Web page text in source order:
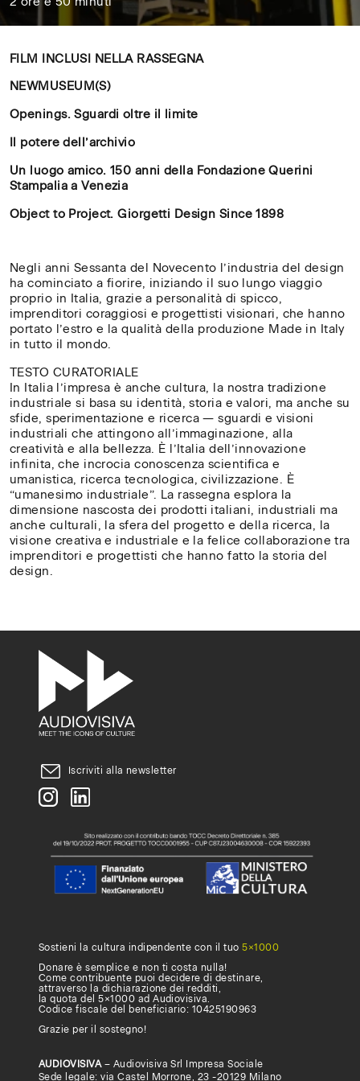
FILM INCLUSI NELLA RASSEGNA
NEWMUSEUM(S)
Openings. Sguardi oltre il limite
Il potere dell’archivio
Un luogo amico. 150 anni della Fondazione Querini
Stampalia a Venezia
Object to Project. Giorgetti Design Since 1898
Negli anni Sessanta del Novecento l’industria del design
ha cominciato a fiorire, iniziando il suo lungo viaggio
proprio in Italia, grazie a personalità di spicco,
imprenditori coraggiosi e progettisti visionari, che hanno
portato l’estro e la qualità della produzione Made in Italy
in tutto il mondo.
TESTO CURATORIALE
In Italia l’impresa è anche cultura, la nostra tradizione
industriale si basa su identità, storia e valori, ma anche su
sfide, sperimentazione e ricerca — sguardi e visioni
industriali che attingono all’immaginazione, alla
creatività e alla bellezza. È l’Italia dell’innovazione
infinita, che incrocia conoscenza scientifica e
umanistica, ricerca tecnologica, civilizzazione. È
“umanesimo industriale”. La rassegna esplora la
dimensione nascosta dei prodotti italiani, industriali ma
anche culturali, la sfera del progetto e della ricerca, la
visione creativa e industriale e la felice collaborazione tra
imprenditori e progettisti che hanno fatto la storia del
design.
Iscriviti alla newsletter
Sostieni la cultura indipendente con il tuo5×1000
Donare è semplice e non ti costa nulla!
Come contribuente puoi decidere di destinare,
attraverso la dichiarazione dei redditi,
la quota del 5×1000 ad Audiovisiva.
Codice fiscale del beneficiario: 10425190963
Grazie per il sostegno!
AUDIOVISIVA– Audiovisiva Srl Impresa Sociale
Sede legale: via Castel Morrone, 23 -20129 Milano
✕
Digita il nome della tua
università, accademia o
scuola superiore per verificare
se ha già attivato un
abbonamento
Cerca
università
/
Search
Nessun
risultato?
Se
vuoi
che
Audiovisiva
inviti
tua
università,
accademia
scuola
superiore
ad
attivare
un